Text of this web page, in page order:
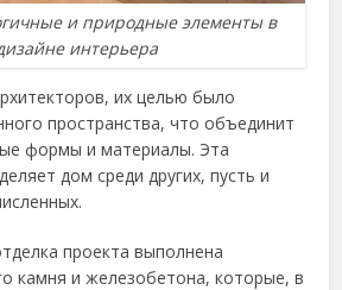
и природные элементы в
интерьера
их целью было
пространства, что объединит
формы и материалы. Эта
дом среди других, пусть и
проекта выполнена
камня и железобетона, которые, в